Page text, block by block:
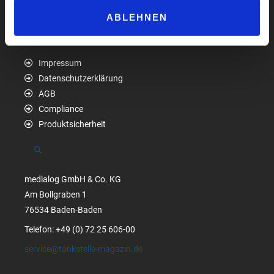
ABLEHNEN
Impressum
Datenschutzerklärung
AGB
Compliance
Produktsicherheit
Suchen
medialog GmbH & Co. KG
Am Bollgraben 1
76534 Baden-Baden
Telefon: +49 (0) 72 25 606-00
service@tankstelle-magazin.de